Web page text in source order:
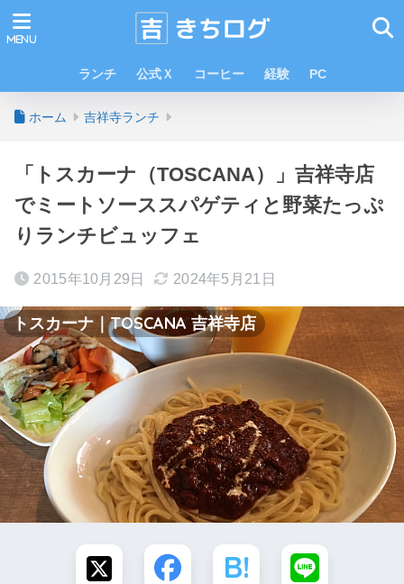
ランチ 公式Ｘ コーヒー 経験 PC
ホーム 吉祥寺ランチ
「トスカーナ（TOSCANA）」吉祥寺店
でミートソーススパゲティと野菜たっぷ
りランチビュッフェ
2015年10月29日 2024年5月21日
トスカーナ｜TOSCANA 吉祥寺店